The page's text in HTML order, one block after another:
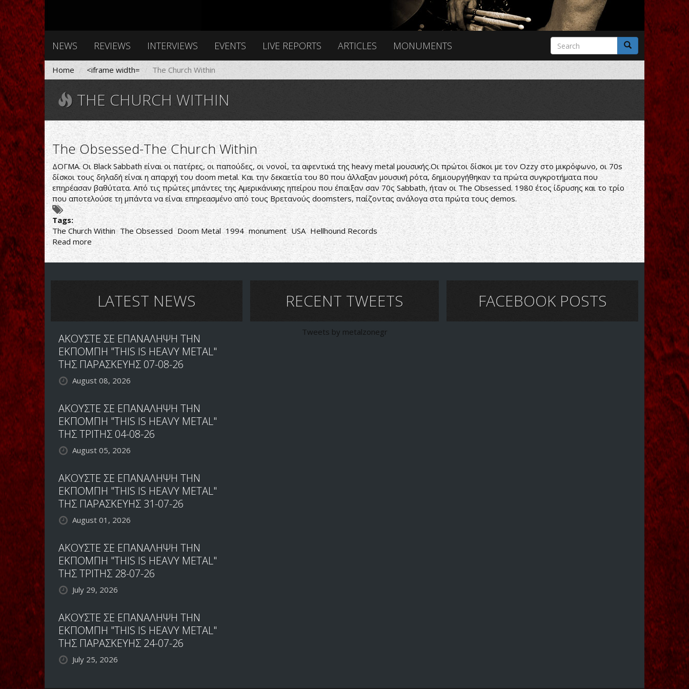
NEWS REVIEWS INTERVIEWS EVENTS LIVE REPORTS ARTICLES MONUMENTS
Search
form
Search
Home <iframe width= The Church Within
THE CHURCH WITHIN
The Obsessed-The Church Within
ΔΟΓΜΑ. Οι Black Sabbath είναι οι πατέρες, οι παπούδες, οι νονοί, τα αφεντικά της heavy metal μουσικής.Οι πρώτοι δίσκοι με τον Ozzy στο μικρόφωνο, οι 70s
δίσκοι τους δηλαδή είναι η απαρχή του doom metal. Και την δεκαετία του 80 που άλλαξαν μουσική ρότα, δημιουργήθηκαν τα πρώτα συγκροτήματα που
επηρέασαν βαθύτατα. Από τις πρώτες μπάντες της Αμερικάνικης ηπείρου που έπαιξαν σαν 70ς Sabbath, ήταν οι The Obsessed. 1980 έτος ίδρυσης και το τρίο
που αποτελούσε τη μπάντα να είναι επηρεασμένο από τους Βρετανούς doomsters, παίζοντας ανάλογα στα πρώτα τους demos.
Tags:
The Church Within The Obsessed Doom Metal 1994 monument USA Hellhound Records
Read more about
The
Obsessed-
Within
LATEST NEWS
ΑΚΟΥΣΤΕ ΣΕ ΕΠΑΝΑΛΗΨΗ ΤΗΝ
ΕΚΠΟΜΠΗ "THIS IS HEAVY METAL"
ΤΗΣ ΠΑΡΑΣΚΕΥΗΣ 07-08-26
August 08, 2026
ΑΚΟΥΣΤΕ ΣΕ ΕΠΑΝΑΛΗΨΗ ΤΗΝ
ΕΚΠΟΜΠΗ "THIS IS HEAVY METAL"
ΤΗΣ ΤΡΙΤΗΣ 04-08-26
August 05, 2026
ΑΚΟΥΣΤΕ ΣΕ ΕΠΑΝΑΛΗΨΗ ΤΗΝ
ΕΚΠΟΜΠΗ "THIS IS HEAVY METAL"
ΤΗΣ ΠΑΡΑΣΚΕΥΗΣ 31-07-26
August 01, 2026
ΑΚΟΥΣΤΕ ΣΕ ΕΠΑΝΑΛΗΨΗ ΤΗΝ
ΕΚΠΟΜΠΗ "THIS IS HEAVY METAL"
ΤΗΣ ΤΡΙΤΗΣ 28-07-26
July 29, 2026
ΑΚΟΥΣΤΕ ΣΕ ΕΠΑΝΑΛΗΨΗ ΤΗΝ
ΕΚΠΟΜΠΗ "THIS IS HEAVY METAL"
ΤΗΣ ΠΑΡΑΣΚΕΥΗΣ 24-07-26
July 25, 2026
RECENT TWEETS
Tweets by metalzonegr
FACEBOOK POSTS